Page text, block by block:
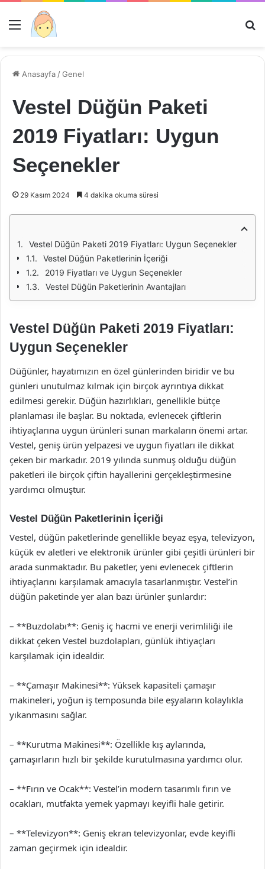
Menü
Anasayfa /Genel
Vestel Düğün Paketi
2019 Fiyatları: Uygun
Seçenekler
29 Kasım 2024 4 dakika okuma süresi
Vestel Düğün Paketi 2019 Fiyatları: Uygun Seçenekler
Vestel Düğün Paketlerinin İçeriği
2019 Fiyatları ve Uygun Seçenekler
Vestel Düğün Paketlerinin Avantajları
Vestel Düğün Paketi 2019 Fiyatları:
Uygun Seçenekler
Düğünler, hayatımızın en özel günlerinden biridir ve bu
günleri unutulmaz kılmak için birçok ayrıntıya dikkat
edilmesi gerekir. Düğün hazırlıkları, genellikle bütçe
planlaması ile başlar. Bu noktada, evlenecek çiftlerin
ihtiyaçlarına uygun ürünleri sunan markaların önemi artar.
Vestel, geniş ürün yelpazesi ve uygun fiyatları ile dikkat
çeken bir markadır. 2019 yılında sunmuş olduğu düğün
paketleri ile birçok çiftin hayallerini gerçekleştirmesine
yardımcı olmuştur.
Vestel Düğün Paketlerinin İçeriği
Vestel, düğün paketlerinde genellikle beyaz eşya, televizyon,
küçük ev aletleri ve elektronik ürünler gibi çeşitli ürünleri bir
arada sunmaktadır. Bu paketler, yeni evlenecek çiftlerin
ihtiyaçlarını karşılamak amacıyla tasarlanmıştır. Vestel’in
düğün paketinde yer alan bazı ürünler şunlardır:
– **Buzdolabı**: Geniş iç hacmi ve enerji verimliliği ile
dikkat çeken Vestel buzdolapları, günlük ihtiyaçları
karşılamak için idealdir.
– **Çamaşır Makinesi**: Yüksek kapasiteli çamaşır
makineleri, yoğun iş temposunda bile eşyaların kolaylıkla
yıkanmasını sağlar.
– **Kurutma Makinesi**: Özellikle kış aylarında,
çamaşırların hızlı bir şekilde kurutulmasına yardımcı olur.
– **Fırın ve Ocak**: Vestel’in modern tasarımlı fırın ve
ocakları, mutfakta yemek yapmayı keyifli hale getirir.
– **Televizyon**: Geniş ekran televizyonlar, evde keyifli
zaman geçirmek için idealdir.